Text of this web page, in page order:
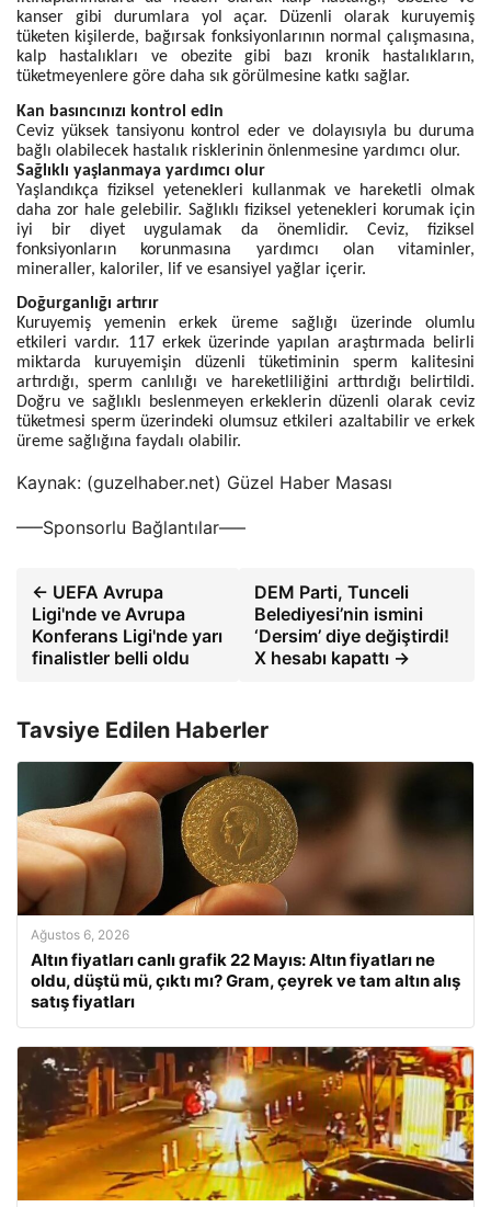
kanser gibi durumlara yol açar. Düzenli olarak kuruyemiş
tüketen kişilerde, bağırsak fonksiyonlarının normal çalışmasına,
kalp hastalıkları ve obezite gibi bazı kronik hastalıkların,
tüketmeyenlere göre daha sık görülmesine katkı sağlar.
Kan basıncınızı kontrol edin
Ceviz yüksek tansiyonu kontrol eder ve dolayısıyla bu duruma
bağlı olabilecek hastalık risklerinin önlenmesine yardımcı olur.
Sağlıklı yaşlanmaya yardımcı olur
Yaşlandıkça fiziksel yetenekleri kullanmak ve hareketli olmak
daha zor hale gelebilir. Sağlıklı fiziksel yetenekleri korumak için
iyi bir diyet uygulamak da önemlidir. Ceviz, fiziksel
fonksiyonların korunmasına yardımcı olan vitaminler,
mineraller, kaloriler, lif ve esansiyel yağlar içerir.
Doğurganlığı artırır
Kuruyemiş yemenin erkek üreme sağlığı üzerinde olumlu
etkileri vardır. 117 erkek üzerinde yapılan araştırmada belirli
miktarda kuruyemişin düzenli tüketiminin sperm kalitesini
artırdığı, sperm canlılığı ve hareketliliğini arttırdığı belirtildi.
Doğru ve sağlıklı beslenmeyen erkeklerin düzenli olarak ceviz
tüketmesi sperm üzerindeki olumsuz etkileri azaltabilir ve erkek
üreme sağlığına faydalı olabilir.
Kaynak: (guzelhaber.net) Güzel Haber Masası
—–Sponsorlu Bağlantılar—–
← UEFA Avrupa
Ligi'nde ve Avrupa
Konferans Ligi'nde yarı
finalistler belli oldu
DEM Parti, Tunceli
Belediyesi’nin ismini
‘Dersim’ diye değiştirdi!
X hesabı kapattı →
Tavsiye Edilen Haberler
Ağustos 6, 2026
Altın fiyatları canlı grafik 22 Mayıs: Altın fiyatları ne
oldu, düştü mü, çıktı mı? Gram, çeyrek ve tam altın alış
satış fiyatları